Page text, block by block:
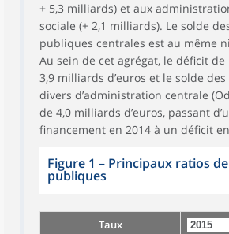
+ 5,3 milliards) et aux
sociale (+ 2,1 milliards). Le solde
publiques centrales est au même
Au sein de cet agrégat, le déficit de
3,9 milliards d’euros et le solde
divers d’administration centrale
de 4,0 milliards d’euros, passant
financement en 2014 à un déficit
Figure 1 – Principaux ratios
publiques
Taux